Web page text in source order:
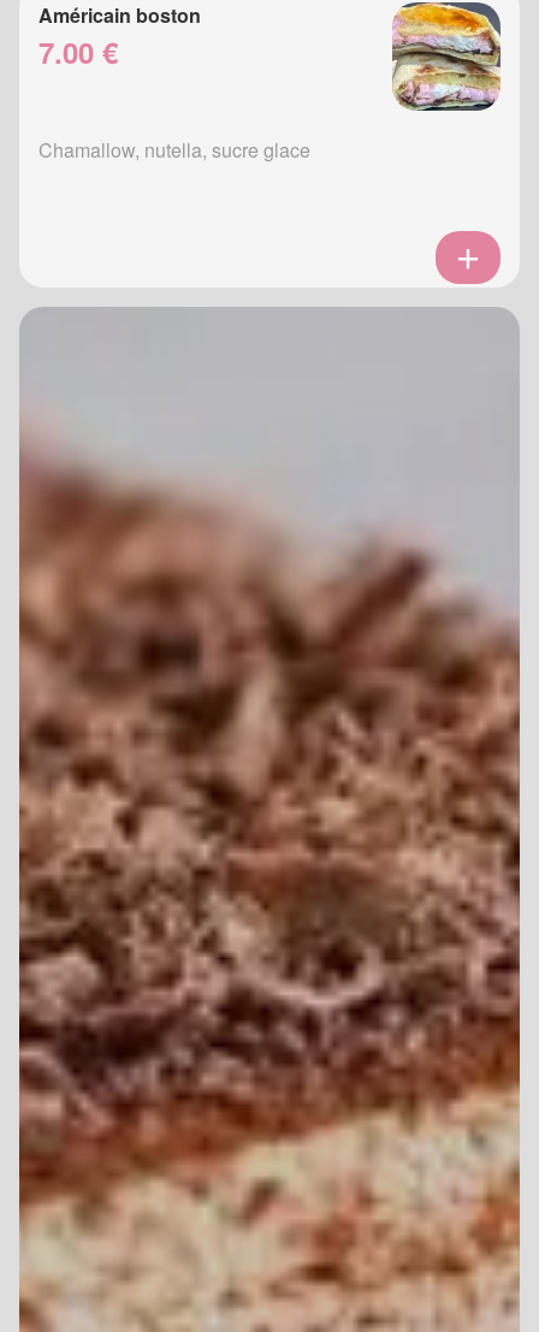
Américain boston
7.00 €
Chamallow, nutella, sucre glace